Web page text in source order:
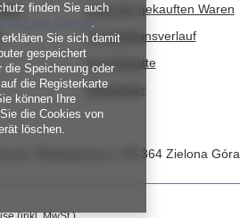
Liste der gekauften Waren
Transaktionsverlauf
Ihre Rabatte
Newsletter
65-364 Zielona Góra
finden Sie auch
.
Sie sich damit
gespeichert
die Speicherung oder
die Registerkarte
können Ihre
die Cookies von
löschen.